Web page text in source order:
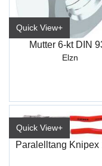
Quick View+
Mutter 6-kt DIN
Elzn
Quick View+